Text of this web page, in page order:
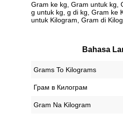
Gram ke kg, Gram untuk kg,
g untuk kg, g di kg, Gram ke
untuk Kilogram, Gram di
Bahasa
‎Grams To Kilograms
‎Грам в Килограм
‎Gram Na Kilogram